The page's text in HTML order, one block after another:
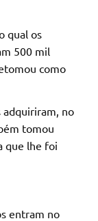
qual os
500 mil
como
adquiriram, no
tomou
que lhe foi
entram no